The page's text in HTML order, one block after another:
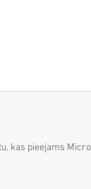
kas pieejams